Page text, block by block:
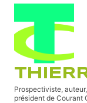
Aller
contenu
Prospectiviste,
président de Courant